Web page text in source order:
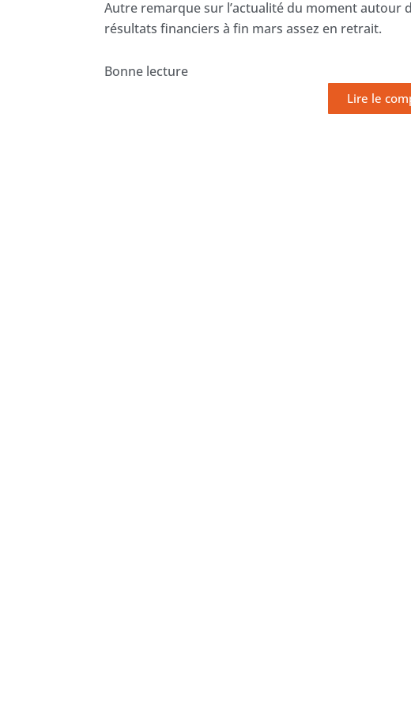
Autre remarque sur l’actualité du moment autour
résultats financiers à fin mars assez en retrait.
Bonne lecture
Lire le